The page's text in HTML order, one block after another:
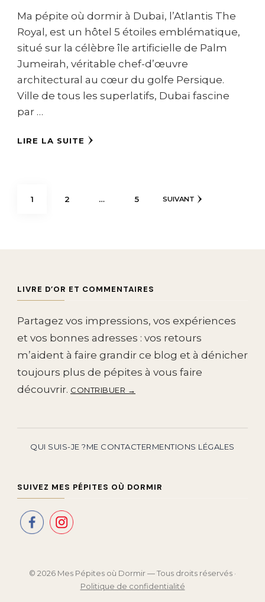
Ma pépite où dormir à Dubaï, l’Atlantis The
Royal, est un hôtel 5 étoiles emblématique,
situé sur la célèbre île artificielle de Palm
Jumeirah, véritable chef-d’œuvre
architectural au cœur du golfe Persique.
Ville de tous les superlatifs, Dubaï fascine
par …
LIRE LA SUITE
Pagination
PAGE
1 PAGE
2 … PAGE
5 SUIVANT
LIVRE D’OR ET COMMENTAIRES
Partagez vos impressions, vos expériences
et vos bonnes adresses : vos retours
m’aident à faire grandir ce blog et à dénicher
toujours plus de pépites à vous faire
découvrir. CONTRIBUER →
QUI SUIS-JE ?ME CONTACTERMENTIONS LÉGALES
SUIVEZ MES PÉPITES OÙ DORMIR
© 2026 Mes Pépites où Dormir — Tous droits réservés ·
Politique de confidentialité